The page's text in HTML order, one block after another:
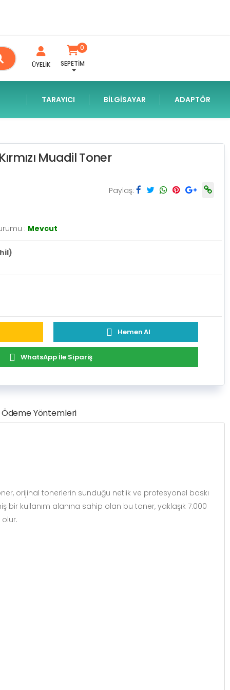
ÜYELİK SEPETİM
0
TARAYICI BILGISAYAR ADAPTÖR
Muadil Toner
Paylaş:
: Mevcut
Hemen Al
WhatsApp İle Sipariş
Yöntemleri
orijinal tonerlerin sunduğu netlik ve profesyonel baskı
kullanım alanına sahip olan bu toner, yaklaşık 7.000